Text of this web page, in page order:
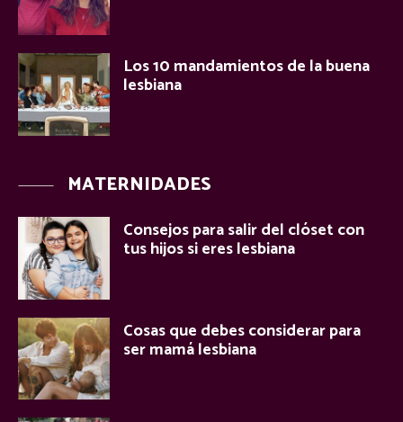
Los 10 mandamientos de la buena
lesbiana
MATERNIDADES
Consejos para salir del clóset con
tus hijos si eres lesbiana
Cosas que debes considerar para
ser mamá lesbiana